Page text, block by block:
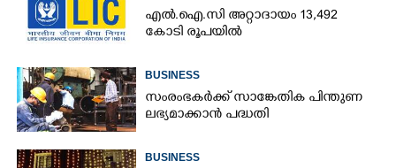
എൽ.ഐ.സി അറ്റാദായം 13,492
കോടി രൂപയിൽ
BUSINESS
സംരംഭകർക്ക് സാങ്കേതിക പിന്തുണ
ലഭ്യമാക്കാൻ പദ്ധതി
BUSINESS